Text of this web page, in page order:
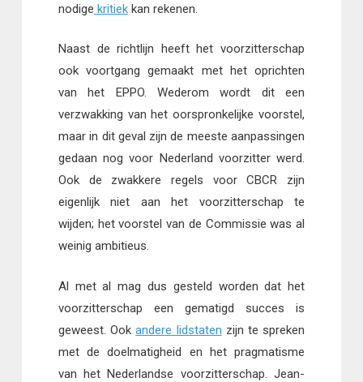
nodige kritiekkan rekenen.
Naast de richtlijn heeft het voorzitterschap
ook voortgang gemaakt met het oprichten
van het EPPO. Wederom wordt dit een
verzwakking van het oorspronkelijke voorstel,
maar in dit geval zijn de meeste aanpassingen
gedaan nog voor Nederland voorzitter werd.
Ook de zwakkere regels voor CBCR zijn
eigenlijk niet aan het voorzitterschap te
wijden; het voorstel van de Commissie was al
weinig ambitieus.
Al met al mag dus gesteld worden dat het
voorzitterschap een gematigd succes is
geweest. Ookandere lidstaten zijn te spreken
met de doelmatigheid en het pragmatisme
van het Nederlandse voorzitterschap. Jean-